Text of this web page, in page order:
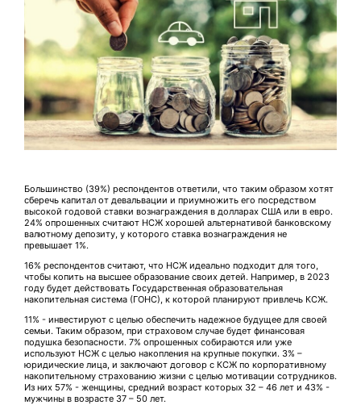
Большинство (39%) респондентов ответили, что таким образом хотят
сберечь капитал от девальвации и приумножить его посредством
высокой годовой ставки вознаграждения в долларах США или в евро.
24% опрошенных считают НСЖ хорошей альтернативой банковскому
валютному депозиту, у которого ставка вознаграждения не
превышает 1%.
16% респондентов считают, что НСЖ идеально подходит для того,
чтобы копить на высшее образование своих детей. Например, в 2023
году будет действовать Государственная образовательная
накопительная система (ГОНС), к которой планируют привлечь КСЖ.
11% - инвестируют с целью обеспечить надежное будущее для своей
семьи. Таким образом, при страховом случае будет финансовая
подушка безопасности. 7% опрошенных собираются или уже
используют НСЖ с целью накопления на крупные покупки. 3% –
юридические лица, и заключают договор с КСЖ по корпоративному
накопительному страхованию жизни с целью мотивации сотрудников.
Из них 57% - женщины, средний возраст которых 32 – 46 лет и 43% -
мужчины в возрасте 37 – 50 лет.